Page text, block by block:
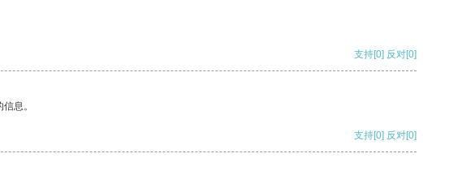
支持[0] 反对[0]
息。
支持[0] 反对[0]